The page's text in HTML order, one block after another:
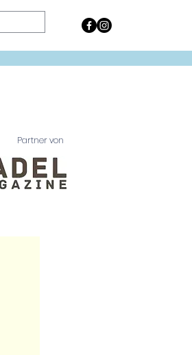
Partner von